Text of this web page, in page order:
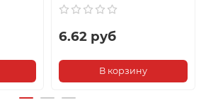
6.62 руб
В корзину